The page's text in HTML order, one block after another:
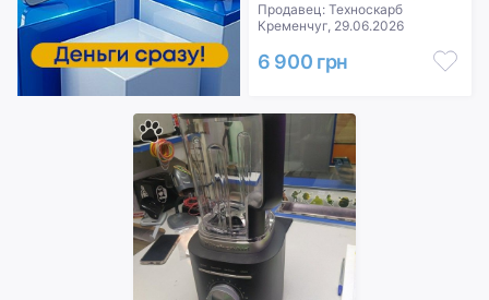
Продавец: Техноскарб
Кременчуг, 29.06.2026
6 900 грн